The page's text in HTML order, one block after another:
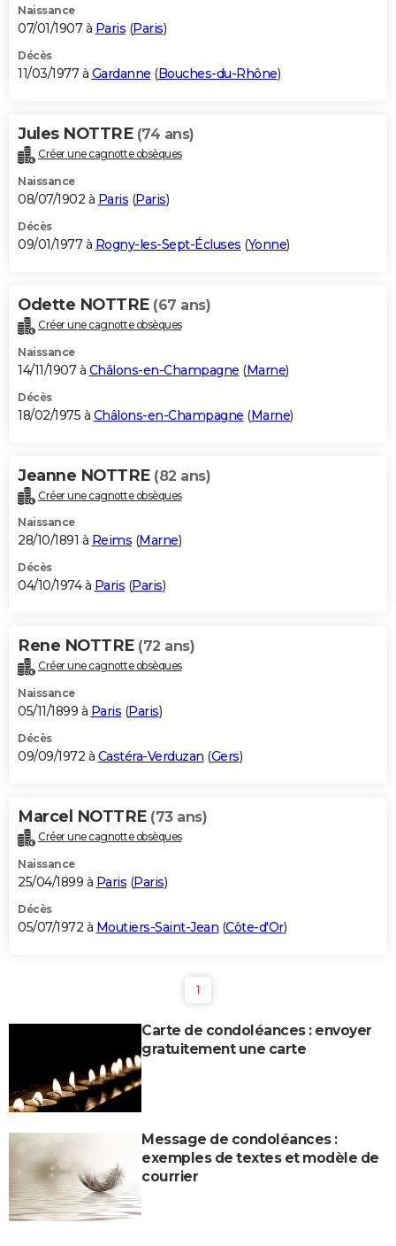
Naissance
07/01/1907 à Paris (Paris)
Décès
11/03/1977 à Gardanne (Bouches-du-Rhône)
Jules NOTTRE (74 ans)
Créer une cagnotte obsèques
Naissance
08/07/1902 à Paris (Paris)
Décès
09/01/1977 à Rogny-les-Sept-Écluses (Yonne)
Odette NOTTRE (67 ans)
Créer une cagnotte obsèques
Naissance
14/11/1907 à Châlons-en-Champagne (Marne)
Décès
18/02/1975 à Châlons-en-Champagne (Marne)
Jeanne NOTTRE (82 ans)
Créer une cagnotte obsèques
Naissance
28/10/1891 à Reims (Marne)
Décès
04/10/1974 à Paris (Paris)
Rene NOTTRE (72 ans)
Créer une cagnotte obsèques
Naissance
05/11/1899 à Paris (Paris)
Décès
09/09/1972 à Castéra-Verduzan (Gers)
Marcel NOTTRE (73 ans)
Créer une cagnotte obsèques
Naissance
25/04/1899 à Paris (Paris)
Décès
05/07/1972 à Moutiers-Saint-Jean (Côte-d'Or)
1
Carte de condoléances : envoyer
gratuitement une carte
Message de condoléances :
exemples de textes et modèle de
courrier